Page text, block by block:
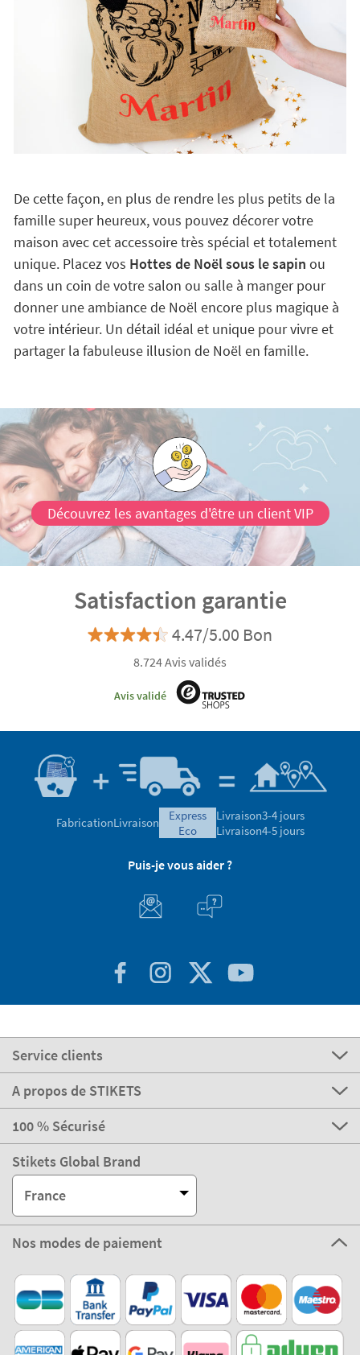
Noël personnalisée: ils vont adorer !
De cette façon, en plus de rendre les plus petits de la
famille super heureux, vous pouvez décorer votre
maison avec cet accessoire très spécial et totalement
dans un coin de votre salon ou salle à manger pour
donner une ambiance de Noël encore plus magique à
votre intérieur. Un détail idéal et unique pour vivre et
partager la fabuleuse illusion de Noël en famille.
Découvrez les avantages d'être un client VIP
Satisfaction garantie
4.47/5.00 Bon
8.724 Avis validés
Avis validé
Puis-je vous aider ?
Service clients
A propos de STIKETS
100 % Sécurisé
Stikets Global Brand
France